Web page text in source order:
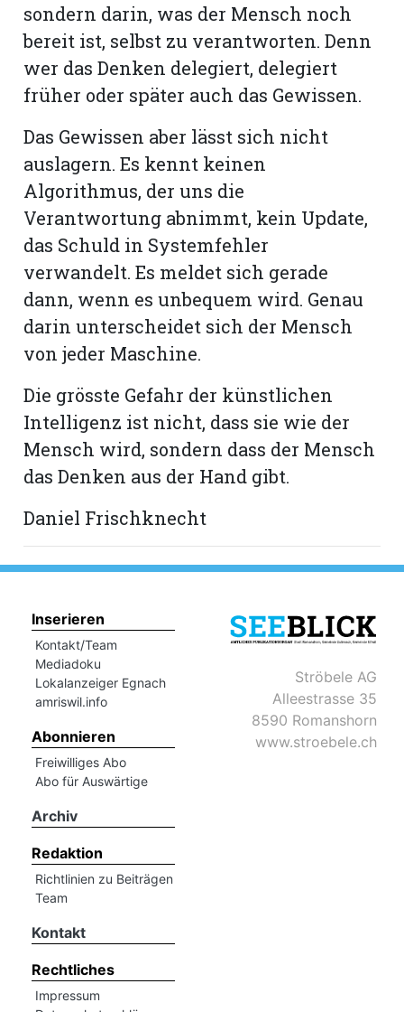
sondern darin, was der Mensch noch
bereit ist, selbst zu verantworten. Denn
wer das Denken delegiert, delegiert
früher oder später auch das Gewissen.
Das Gewissen aber lässt sich nicht
auslagern. Es kennt keinen
Algorithmus, der uns die
Verantwortung abnimmt, kein Update,
das Schuld in Systemfehler
verwandelt. Es meldet sich gerade
dann, wenn es unbequem wird. Genau
darin unterscheidet sich der Mensch
von jeder Maschine.
Die grösste Gefahr der künstlichen
Intelligenz ist nicht, dass sie wie der
Mensch wird, sondern dass der Mensch
das Denken aus der Hand gibt.
Daniel Frischknecht
Inserieren
Kontakt/Team
Mediadoku
Lokalanzeiger Egnach
amriswil.info
Abonnieren
Freiwilliges Abo
Abo für Auswärtige
Archiv
Redaktion
Richtlinien zu Beiträgen
Team
Kontakt
Rechtliches
Impressum
Ströbele AG
Alleestrasse 35
8590 Romanshorn
www.stroebele.ch